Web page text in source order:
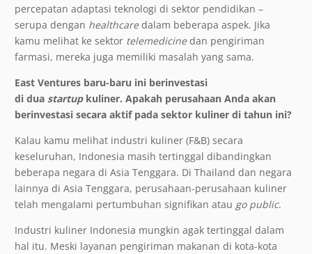
percepatan adaptasi teknologi di sektor pendidikan –
serupa dengan healthcaredalam beberapa aspek. Jika
kamu melihat ke sektor telemedicinedan pengiriman
farmasi, mereka juga memiliki masalah yang sama.
East Ventures baru-baru ini berinvestasi
di dua startup kuliner. Apakah perusahaan Anda akan
berinvestasi secara aktif pada sektor kuliner di tahun ini?
Kalau kamu melihat industri kuliner (F&B) secara
keseluruhan, Indonesia masih tertinggal dibandingkan
beberapa negara di Asia Tenggara. Di Thailand dan negara
lainnya di Asia Tenggara, perusahaan-perusahaan kuliner
telah mengalami pertumbuhan signifikan atau go public.
Industri kuliner Indonesia mungkin agak tertinggal dalam
hal itu. Meski layanan pengiriman makanan di kota-kota